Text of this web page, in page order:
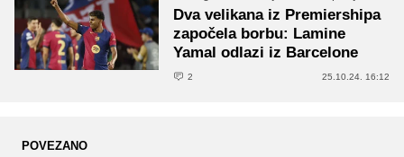
Dva velikana iz Premiershipa
započela borbu: Lamine
Yamal odlazi iz Barcelone
2 25.10.24. 16:12
POVEZANO